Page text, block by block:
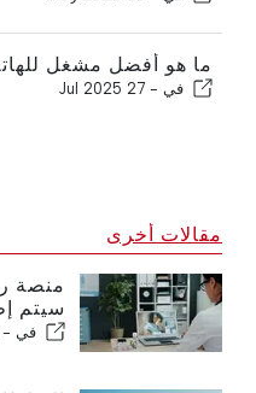
ما هو أفضل مشغل
في - 27 Jul 2025
مقالات أخرى
منصة
سيتم
في -